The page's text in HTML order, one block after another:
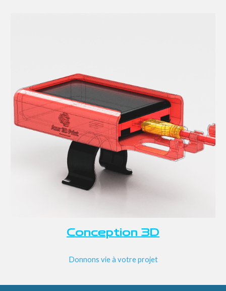
Conception 3D
Donnons vie à votre projet